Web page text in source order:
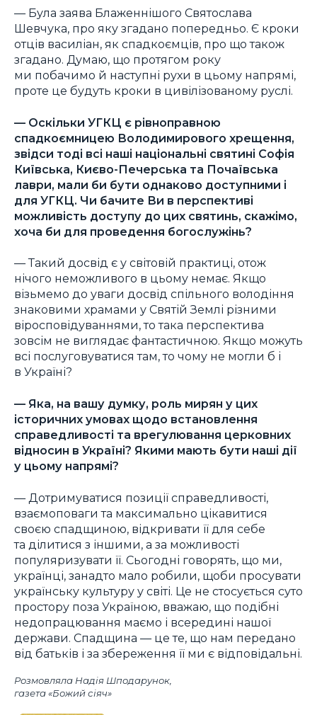
— Була заява Блаженнішого Святослава
Шевчука, про яку згадано попередньо. Є кроки
отців василіан, як спадкоємців, про що також
згадано. Думаю, що протягом року
ми побачимо й наступні рухи в цьому напрямі,
проте це будуть кроки в цивілізованому руслі.
— Оскільки УГКЦ є рівноправною
спадкоємницею Володимирового хрещення,
звідси тоді всі наші національні святині Софія
Київська, Києво-Печерська та Почаївська
лаври, мали би бути однаково доступними і
для УГКЦ. Чи бачите Ви в перспективі
можливість доступу до цих святинь, скажімо,
хоча би для проведення богослужінь?
— Такий досвід є у світовій практиці, отож
нічого неможливого в цьому немає. Якщо
візьмемо до уваги досвід спільного володіння
знаковими храмами у Святій Землі різними
віросповідуваннями, то така перспектива
зовсім не виглядає фантастичною. Якщо можуть
всі послуговуватися там, то чому не могли б і
в Україні?
— Яка, на вашу думку, роль мирян у цих
історичних умовах щодо встановлення
справедливості та врегулювання церковних
відносин в Україні? Якими мають бути наші дії
у цьому напрямі?
— Дотримуватися позиції справедливості,
взаємоповаги та максимально цікавитися
своєю спадщиною, відкривати її для себе
та ділитися з іншими, а за можливості
популяризувати її. Сьогодні говорять, що ми,
українці, занадто мало робили, щоби просувати
українську культуру у світі. Це не стосується суто
простору поза Україною, вважаю, що подібні
недопрацювання маємо і всередині нашої
держави. Спадщина — це те, що нам передано
від батьків і за збереження її ми є відповідальні.
Розмовляла Надія Шподарунок,
газета «Божий сіяч»